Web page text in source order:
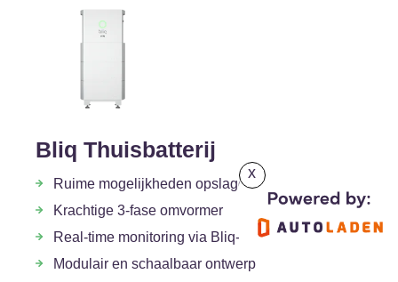
Bliq Thuisbatterij
Ruime mogelijkheden opslagcapaciteit
Krachtige 3-fase omvormer
Real-time monitoring via Bliq-app
Modulair en schaalbaar ontwerp
x